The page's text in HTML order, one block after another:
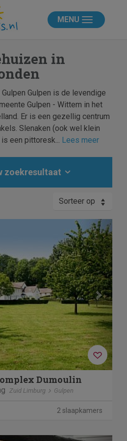
MENU
in
Gulpen is de levendige
Gulpen - Wittem in het
Er is een gezellig centrum
Slenaken (ook wel klein
een pittoresk... Lees meer
zoekresultaat
Sorteer op
Next
Dumoulin
Zuid Limburg Gulpen
2 slaapkamers